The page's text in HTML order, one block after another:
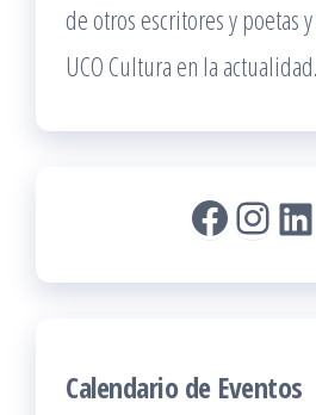
de otros escritores y poetas
UCO Cultura en la actualidad.
Facebook
Calendario de Eventos